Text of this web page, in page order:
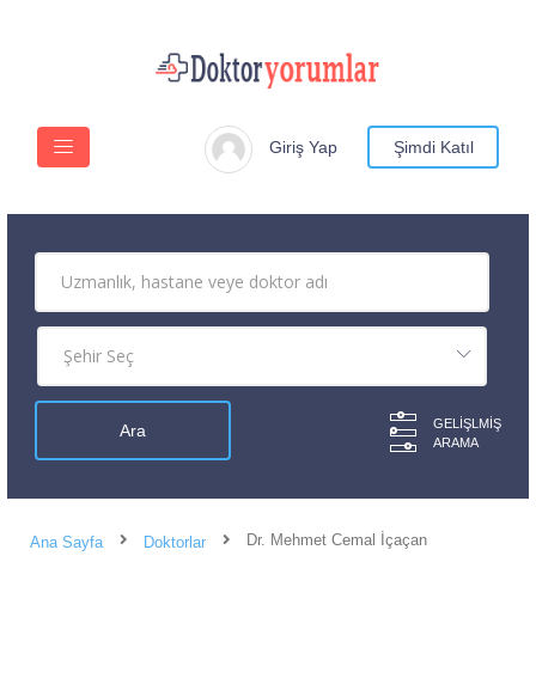
Giriş Yap Şimdi Katıl
GELIŞLMIŞ
ARAMA
Ana Sayfa Doktorlar Dr. Mehmet Cemal İçaçan